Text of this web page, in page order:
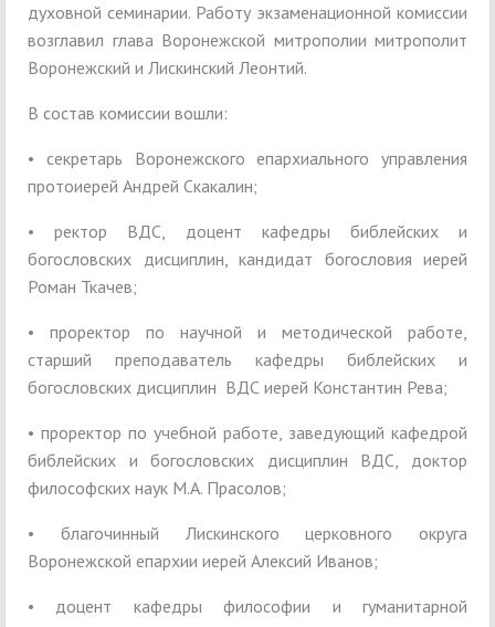
духовной семинарии. Работу экзаменационной комиссии
возглавил глава Воронежской митрополии митрополит
Воронежский и Лискинский Леонтий.
В состав комиссии вошли:
• секретарь Воронежского епархиального управления
протоиерей Андрей Скакалин;
• ректор ВДС, доцент кафедры библейских и
богословских дисциплин, кандидат богословия иерей
Роман Ткачев;
• проректор по научной и методической работе,
старший преподаватель кафедры библейских и
богословских дисциплин ВДС иерей Константин Рева;
• проректор по учебной работе, заведующий кафедрой
библейских и богословских дисциплин ВДС, доктор
философских наук М.А. Прасолов;
• благочинный Лискинского церковного округа
Воронежской епархии иерей Алексий Иванов;
• доцент кафедры философии и гуманитарной